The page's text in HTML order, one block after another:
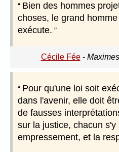
Bien des hommes
choses, le grand
exécute.
Cécile Fée-
Pour qu'une loi soit
dans l'avenir, elle doit
de fausses
sur la justice, chacun
empressement, et la